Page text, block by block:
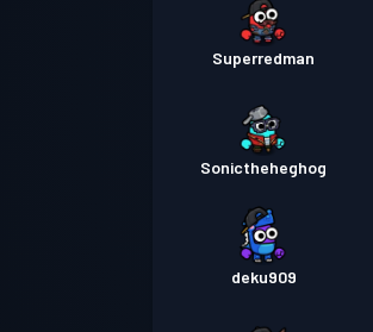
Superredman
Sonictheheghog
deku909